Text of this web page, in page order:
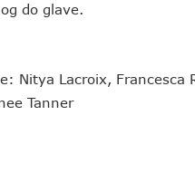
do glave.
Nitya Lacroix, Francesca
Tanner